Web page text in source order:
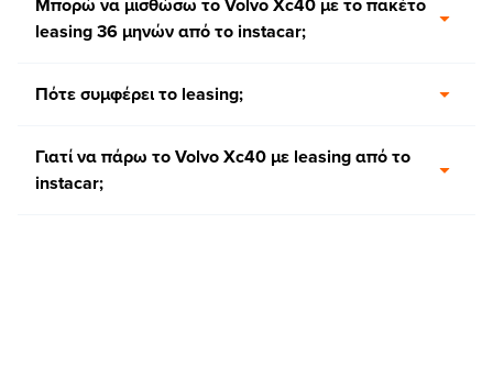
leasing 36 μηνών από το instacar;
Πότε συμφέρει το leasing;
Γιατί να πάρω το Volvo Xc40 με leasing από το
instacar;